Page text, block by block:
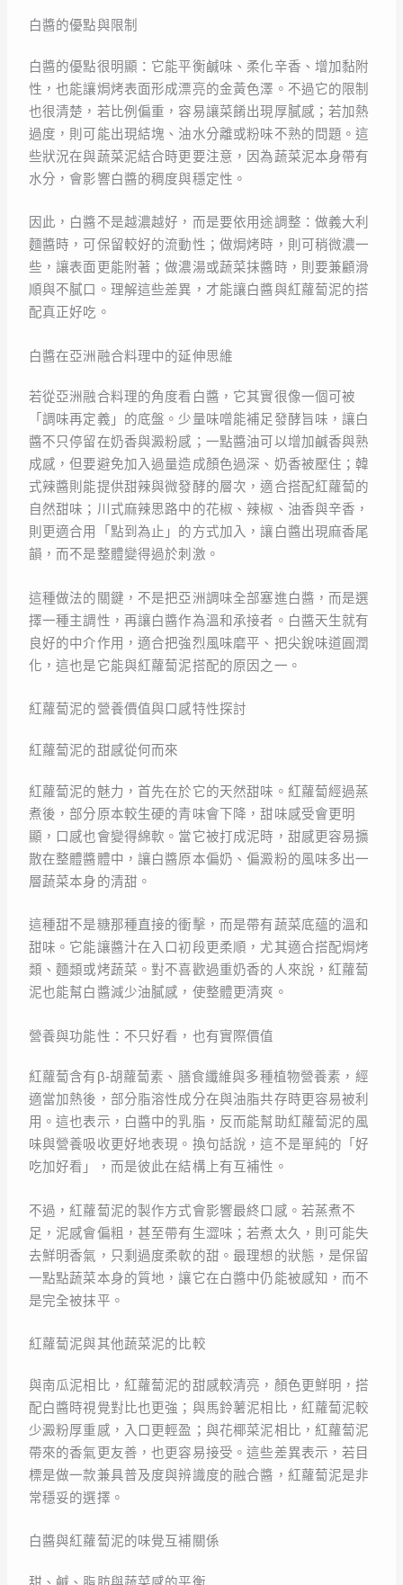
白醬的優點與限制
白醬的優點很明顯：它能平衡鹹味、柔化辛香、增加黏附
性，也能讓焗烤表面形成漂亮的金黃色澤。不過它的限制
也很清楚，若比例偏重，容易讓菜餚出現厚膩感；若加熱
過度，則可能出現結塊、油水分離或粉味不熟的問題。這
些狀況在與蔬菜泥結合時更要注意，因為蔬菜泥本身帶有
水分，會影響白醬的稠度與穩定性。
因此，白醬不是越濃越好，而是要依用途調整：做義大利
麵醬時，可保留較好的流動性；做焗烤時，則可稍微濃一
些，讓表面更能附著；做濃湯或蔬菜抹醬時，則要兼顧滑
順與不膩口。理解這些差異，才能讓白醬與紅蘿蔔泥的搭
配真正好吃。
白醬在亞洲融合料理中的延伸思維
若從亞洲融合料理的角度看白醬，它其實很像一個可被
「調味再定義」的底盤。少量味噌能補足發酵旨味，讓白
醬不只停留在奶香與澱粉感；一點醬油可以增加鹹香與熟
成感，但要避免加入過量造成顏色過深、奶香被壓住；韓
式辣醬則能提供甜辣與微發酵的層次，適合搭配紅蘿蔔的
自然甜味；川式麻辣思路中的花椒、辣椒、油香與辛香，
則更適合用「點到為止」的方式加入，讓白醬出現麻香尾
韻，而不是整體變得過於刺激。
這種做法的關鍵，不是把亞洲調味全部塞進白醬，而是選
擇一種主調性，再讓白醬作為溫和承接者。白醬天生就有
良好的中介作用，適合把強烈風味磨平、把尖銳味道圓潤
化，這也是它能與紅蘿蔔泥搭配的原因之一。
紅蘿蔔泥的營養價值與口感特性探討
紅蘿蔔泥的甜感從何而來
紅蘿蔔泥的魅力，首先在於它的天然甜味。紅蘿蔔經過蒸
煮後，部分原本較生硬的青味會下降，甜味感受會更明
顯，口感也會變得綿軟。當它被打成泥時，甜感更容易擴
散在整體醬體中，讓白醬原本偏奶、偏澱粉的風味多出一
層蔬菜本身的清甜。
這種甜不是糖那種直接的衝擊，而是帶有蔬菜底蘊的溫和
甜味。它能讓醬汁在入口初段更柔順，尤其適合搭配焗烤
類、麵類或烤蔬菜。對不喜歡過重奶香的人來說，紅蘿蔔
泥也能幫白醬減少油膩感，使整體更清爽。
營養與功能性：不只好看，也有實際價值
紅蘿蔔含有β-胡蘿蔔素、膳食纖維與多種植物營養素，經
適當加熱後，部分脂溶性成分在與油脂共存時更容易被利
用。這也表示，白醬中的乳脂，反而能幫助紅蘿蔔泥的風
味與營養吸收更好地表現。換句話說，這不是單純的「好
吃加好看」，而是彼此在結構上有互補性。
不過，紅蘿蔔泥的製作方式會影響最終口感。若蒸煮不
足，泥感會偏粗，甚至帶有生澀味；若煮太久，則可能失
去鮮明香氣，只剩過度柔軟的甜。最理想的狀態，是保留
一點點蔬菜本身的質地，讓它在白醬中仍能被感知，而不
是完全被抹平。
紅蘿蔔泥與其他蔬菜泥的比較
與南瓜泥相比，紅蘿蔔泥的甜感較清亮，顏色更鮮明，搭
配白醬時視覺對比也更強；與馬鈴薯泥相比，紅蘿蔔泥較
少澱粉厚重感，入口更輕盈；與花椰菜泥相比，紅蘿蔔泥
帶來的香氣更友善，也更容易接受。這些差異表示，若目
標是做一款兼具普及度與辨識度的融合醬，紅蘿蔔泥是非
常穩妥的選擇。
白醬與紅蘿蔔泥的味覺互補關係